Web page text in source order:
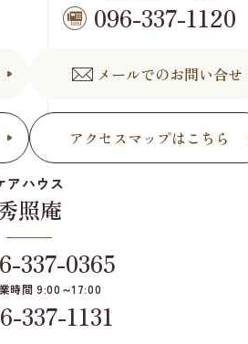
096-337-1120
メールでのお問い合せ
アクセスマップはこちら
アハウス
照庵
337-0365
時間 9:00～17:00
337-1131